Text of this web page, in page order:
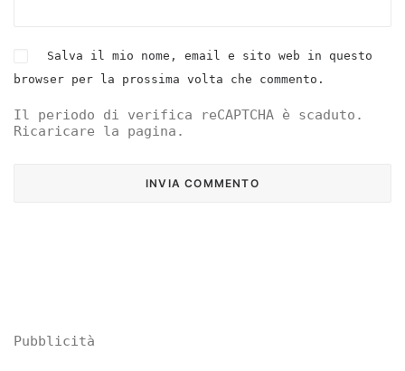
Salva il mio nome, email e sito web in questo
browser per la prossima volta che commento.
Il periodo di verifica reCAPTCHA è scaduto.
Ricaricare la pagina.
Pubblicità